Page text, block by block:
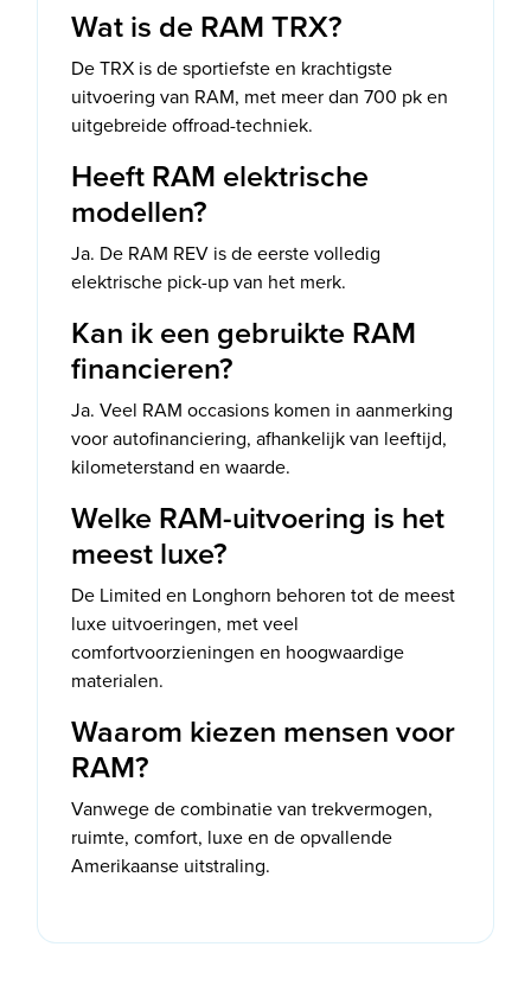
Wat is de RAM TRX?
De TRX is de sportiefste en krachtigste
uitvoering van RAM, met meer dan 700 pk en
uitgebreide offroad-techniek.
Heeft RAM elektrische
modellen?
Ja. De RAM REV is de eerste volledig
elektrische pick-up van het merk.
Kan ik een gebruikte RAM
financieren?
Ja. Veel RAM occasions komen in aanmerking
voor autofinanciering, afhankelijk van leeftijd,
kilometerstand en waarde.
Welke RAM-uitvoering is het
meest luxe?
De Limited en Longhorn behoren tot de meest
luxe uitvoeringen, met veel
comfortvoorzieningen en hoogwaardige
materialen.
Waarom kiezen mensen voor
RAM?
Vanwege de combinatie van trekvermogen,
ruimte, comfort, luxe en de opvallende
Amerikaanse uitstraling.